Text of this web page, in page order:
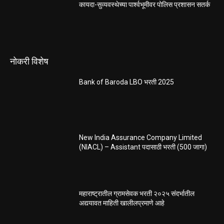
कायदा-सुव्यवस्थेच्या पार्श्वभूमीवर पोलिस प्रशासन सतर्क
नोकरी विशेष
Bank of Baroda LBO भरती 2025
New India Assurance Company Limited
(NIACL) – Assistant पदासाठी भरती (500 जागा)
महाराष्ट्रातील ग्रामसेवक भरती २०२५ संदर्भातील
अद्ययावत माहिती खालीलप्रमाणे आहे